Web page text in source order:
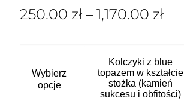
250.00 zł – 1,170.00 zł
Wybierz
opcje
produkt
wiele
Kolczyki z blue
topazem w kształcie
stożka (kamień
sukcesu i obfitości)